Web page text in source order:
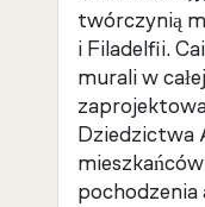
twórczynią
i Filadelfii.
murali w
Dziedzictwa
pochodzenia